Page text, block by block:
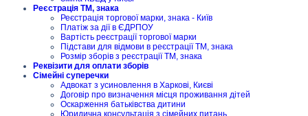
Реєстрація ТМ, знака
Реєстрація торгової марки, знака - Київ
Платіж за дії в ЄДРПОУ
Вартість реєстрації торгової марки
Підстави для відмови в реєстрації ТМ, знака
Розмір зборів з реєстрації ТМ, знака
Реквізити для оплати зборів
Сімейні суперечки
Адвокат з усиновлення в Харкові, Києві
Договір про визначення місця проживання дітей
Оскарження батьківства дитини